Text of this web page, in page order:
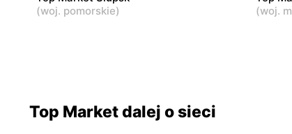
(woj. pomorskie)
(woj.
Top Market dalej o sieci